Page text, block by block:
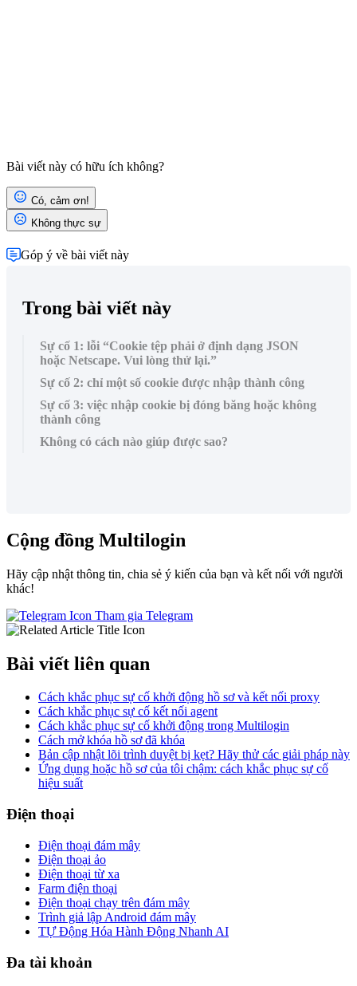
Bài viết này có hữu ích không?
Có, cảm ơn!
Không thực sự
Góp ý về bài viết này
Trong bài viết này
Sự cố 1: lỗi “Cookie tệp phải ở định dạng JSON
hoặc Netscape. Vui lòng thử lại.”
Sự cố 2: chỉ một số cookie được nhập thành công
Sự cố 3: việc nhập cookie bị đóng băng hoặc không
thành công
Không có cách nào giúp được sao?
Cộng đồng Multilogin
Hãy cập nhật thông tin, chia sẻ ý kiến của bạn và kết nối với người
khác!
Tham gia Telegram
Bài viết liên quan
Cách khắc phục sự cố khởi động hồ sơ và kết nối proxy
Cách khắc phục sự cố kết nối agent
Cách khắc phục sự cố khởi động trong Multilogin
Cách mở khóa hồ sơ đã khóa
Bản cập nhật lõi trình duyệt bị kẹt? Hãy thử các giải pháp này
Ứng dụng hoặc hồ sơ của tôi chậm: cách khắc phục sự cố
hiệu suất
Điện thoại
Điện thoại đám mây
Điện thoại ảo
Điện thoại từ xa
Farm điện thoại
Điện thoại chạy trên đám mây
Trình giả lập Android đám mây
TỰ Động Hóa Hành Động Nhanh AI
Đa tài khoản